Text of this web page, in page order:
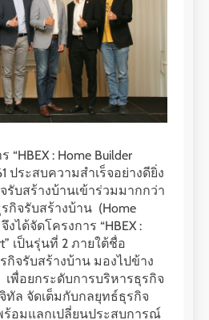
“HBEX : Home Builder
ประสบความสำเร็จอย่างดียิ่ง
รับสร้างบ้านเข้าร่วมมากกว่า
กิจรับสร้างบ้าน (Home
งได้จัดโครงการ “HBEX :
เป็นรุ่นที่ 2 ภายใต้ชื่อ
กิจรับสร้างบ้าน มองไปข้าง
พื่อยกระดับการบริหารธุรกิจ
ทัล จัดเต็มกับกลยุทธ์ธุรกิจ
ร้อมแลกเปลี่ยนประสบการณ์